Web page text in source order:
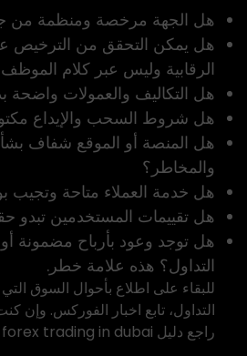
هل الجهة مرخصة ومنظمة من
هل يمكن التحقق من الترخيص
الرقابية وليس عبر كلام
هل التكاليف والعمولات
هل شروط السحب والإيداع
هل المنصة أو الموقع شفاف
والمخاطر؟
هل خدمة العملاء متاحة وتجيب
هل تقييمات المستخدمين تبدو
هل توجد وعود بأرباح مضمونة
التداول؟ هذه علامة خطر.
للبقاء على اطلاع بأحوال السوق
التداول، تابع اخبار الفوركس. وإن
راجع دليل forex trading in dubai